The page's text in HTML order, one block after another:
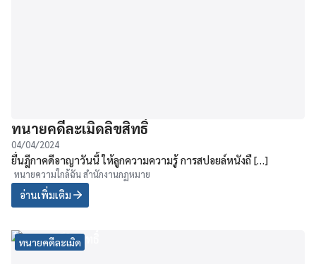
ทนายคดีละเมิดลิขสิทธิ์
04/04/2024
ยื่นฎีกาคดีอาญาวันนี้ ให้ลูกความความรู้ การสปอยล์หนังถื […]
ทนายความใกล้ฉัน สำนักงานกฏหมาย
อ่านเพิ่มเติม
ทนายคดีละเมิด